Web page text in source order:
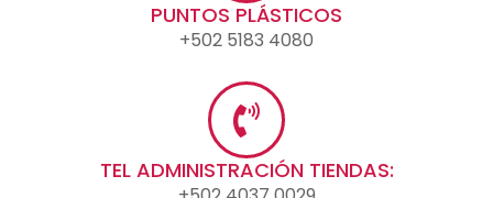
PUNTOS PLÁSTICOS
+502 5183 4080
TEL ADMINISTRACIÓN TIENDAS: